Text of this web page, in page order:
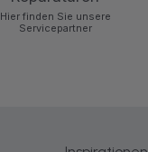
Hier finden Sie unsere
Servicepartner